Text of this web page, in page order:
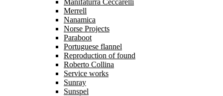
Manifaturra Ceccarelli
Merrell
Nanamica
Norse Projects
Paraboot
Portuguese flannel
Reproduction of found
Roberto Collina
Service works
Sunray
Sunspel